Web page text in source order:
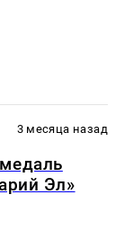
3 месяца назад
Эл»